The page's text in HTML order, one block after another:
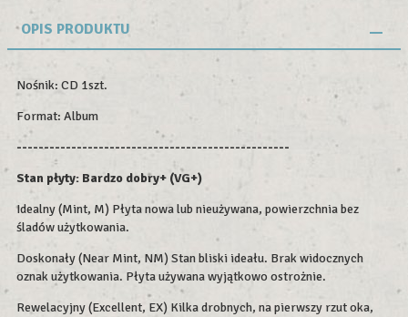
OPIS PRODUKTU
Nośnik: CD 1szt.
Format: Album
--------------------------------------------------
Stan płyty: Bardzo dobry+ (VG+)
Idealny (Mint, M) Płyta nowa lub nieużywana, powierzchnia bez
śladów użytkowania.
Doskonały (Near Mint, NM) Stan bliski ideału. Brak widocznych
oznak użytkowania. Płyta używana wyjątkowo ostrożnie.
Rewelacyjny (Excellent, EX) Kilka drobnych, na pierwszy rzut oka,